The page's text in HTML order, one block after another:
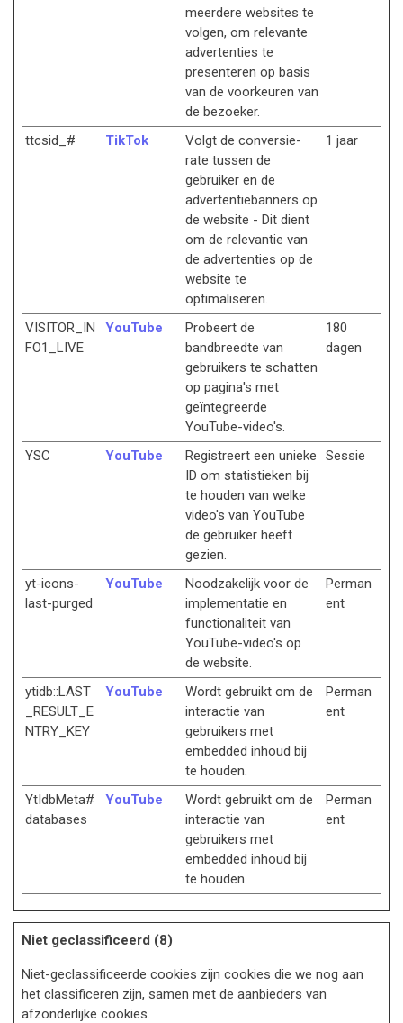
meerdere websites te
volgen, om relevante
advertenties te
presenteren op basis
van de voorkeuren van
de bezoeker.
ttcsid_#
TikTok
Volgt de conversie-
rate tussen de
gebruiker en de
advertentiebanners op
de website - Dit dient
om de relevantie van
de advertenties op de
website te
optimaliseren.
1 jaar
VISITOR_IN
FO1_LIVE
YouTube
Probeert de
bandbreedte van
gebruikers te schatten
op pagina's met
geïntegreerde
YouTube-video's.
180
dagen
YSC YouTube
Registreert een unieke
ID om statistieken bij
te houden van welke
video's van YouTube
de gebruiker heeft
gezien.
Sessie
yt-icons-
last-purged
YouTube
Noodzakelijk voor de
implementatie en
functionaliteit van
YouTube-video's op
de website.
Perman
ent
ytidb::LAST
_RESULT_E
NTRY_KEY
YouTube
Wordt gebruikt om de
interactie van
gebruikers met
embedded inhoud bij
te houden.
Perman
ent
YtIdbMeta#
databases
YouTube
Wordt gebruikt om de
interactie van
gebruikers met
embedded inhoud bij
te houden.
Perman
ent
Niet geclassificeerd (8)
Niet-geclassificeerde cookies zijn cookies die we nog aan
het classificeren zijn, samen met de aanbieders van
afzonderlijke cookies.